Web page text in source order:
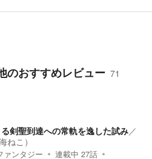
のおすすめレビュー 71
剣聖到達への常軌を逸した試み／
こ）
ァンタジー 連載中 27話